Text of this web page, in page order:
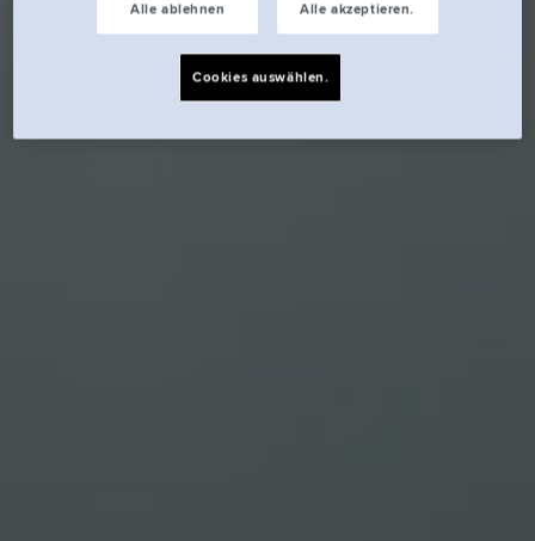
Alle ablehnen Alle akzeptieren.
Cookies auswählen.